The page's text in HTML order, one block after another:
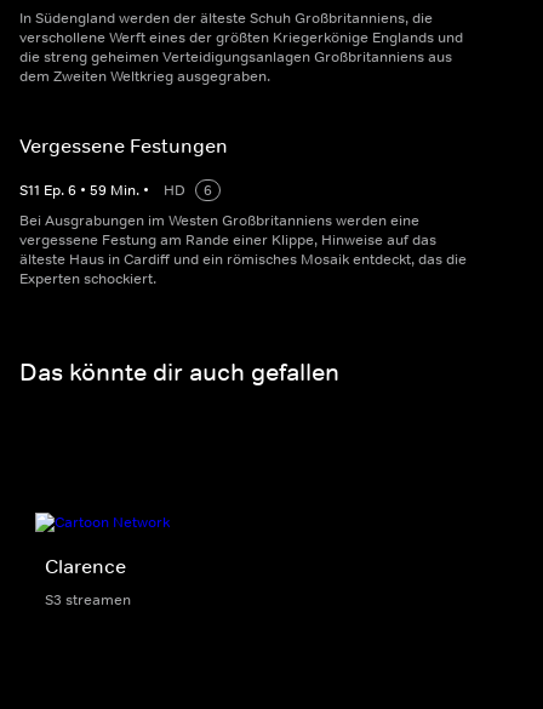
In Südengland werden der älteste Schuh Großbritanniens, die
verschollene Werft eines der größten Kriegerkönige Englands und
die streng geheimen Verteidigungsanlagen Großbritanniens aus
dem Zweiten Weltkrieg ausgegraben.
Vergessene Festungen
S11 Ep.6 • 59 Min. • HD
6
Bei Ausgrabungen im Westen Großbritanniens werden eine
vergessene Festung am Rande einer Klippe, Hinweise auf das
älteste Haus in Cardiff und ein römisches Mosaik entdeckt, das die
Experten schockiert.
Das könnte dir auch gefallen
Clarence
S3 streamen